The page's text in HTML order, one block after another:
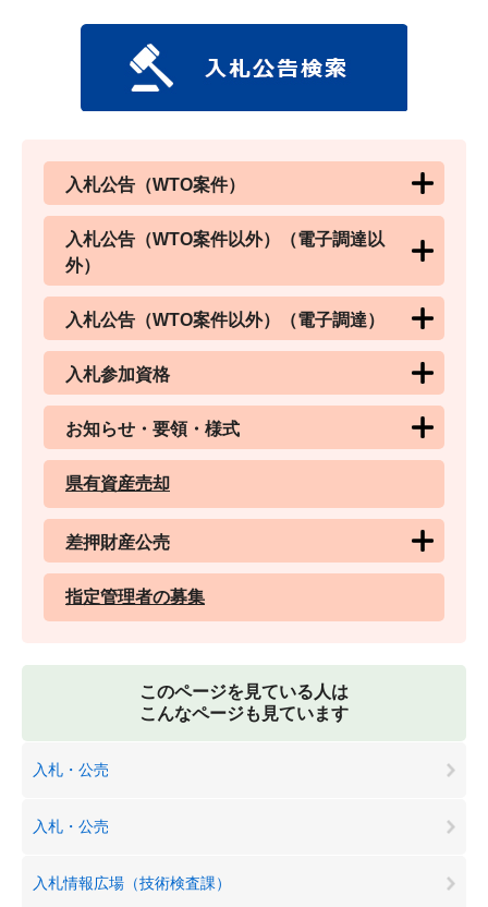
入札公告（WTO案件）
入札公告（WTO案件以外）（電子調達以
外）
入札公告（WTO案件以外）（電子調達）
入札参加資格
お知らせ・要領・様式
県有資産売却
差押財産公売
指定管理者の募集
このページを見ている人は
こんなページも見ています
入札・公売
入札・公売
入札情報広場（技術検査課）